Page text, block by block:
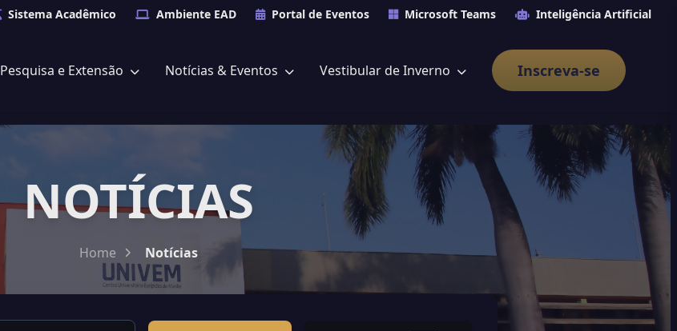
Sistema Acadêmico Ambiente EAD Portal de Eventos Microsoft Teams Inteligência Artificial
Pesquisa e Extensão Notícias & Eventos Vestibular de Inverno Inscreva-se
NOTÍCIAS
Home Notícias